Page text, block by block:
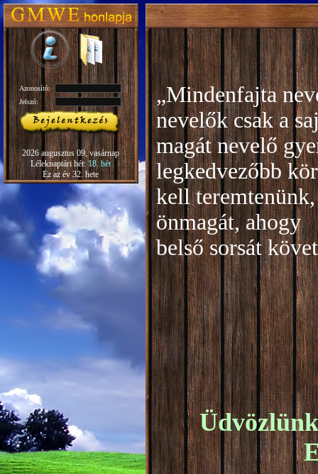
Azonosító:
Jelszó:
2026 augusztus 09, vasárnap
Léleknaptári hét:18. hét
Ez az év 32. hete
„Mindenfajta
nevelők csak a
magát nevelő
legkedvezőbb
kell
önmagát, ahogy
belső sorsát